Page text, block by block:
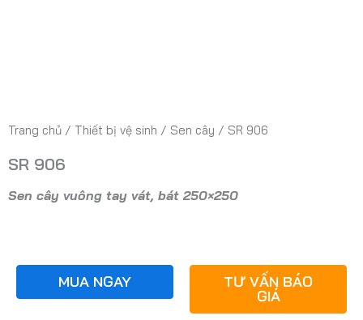
Trang chủ / Thiết bị vệ sinh / Sen cây / SR 906
SR 906
Sen cây vuông tay vát, bát 250×250
MUA NGAY TƯ VẤN BÁO
GIÁ